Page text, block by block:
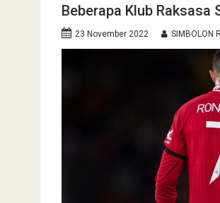
Beberapa Klub Raksasa
23 November 2022 SIMBOLON